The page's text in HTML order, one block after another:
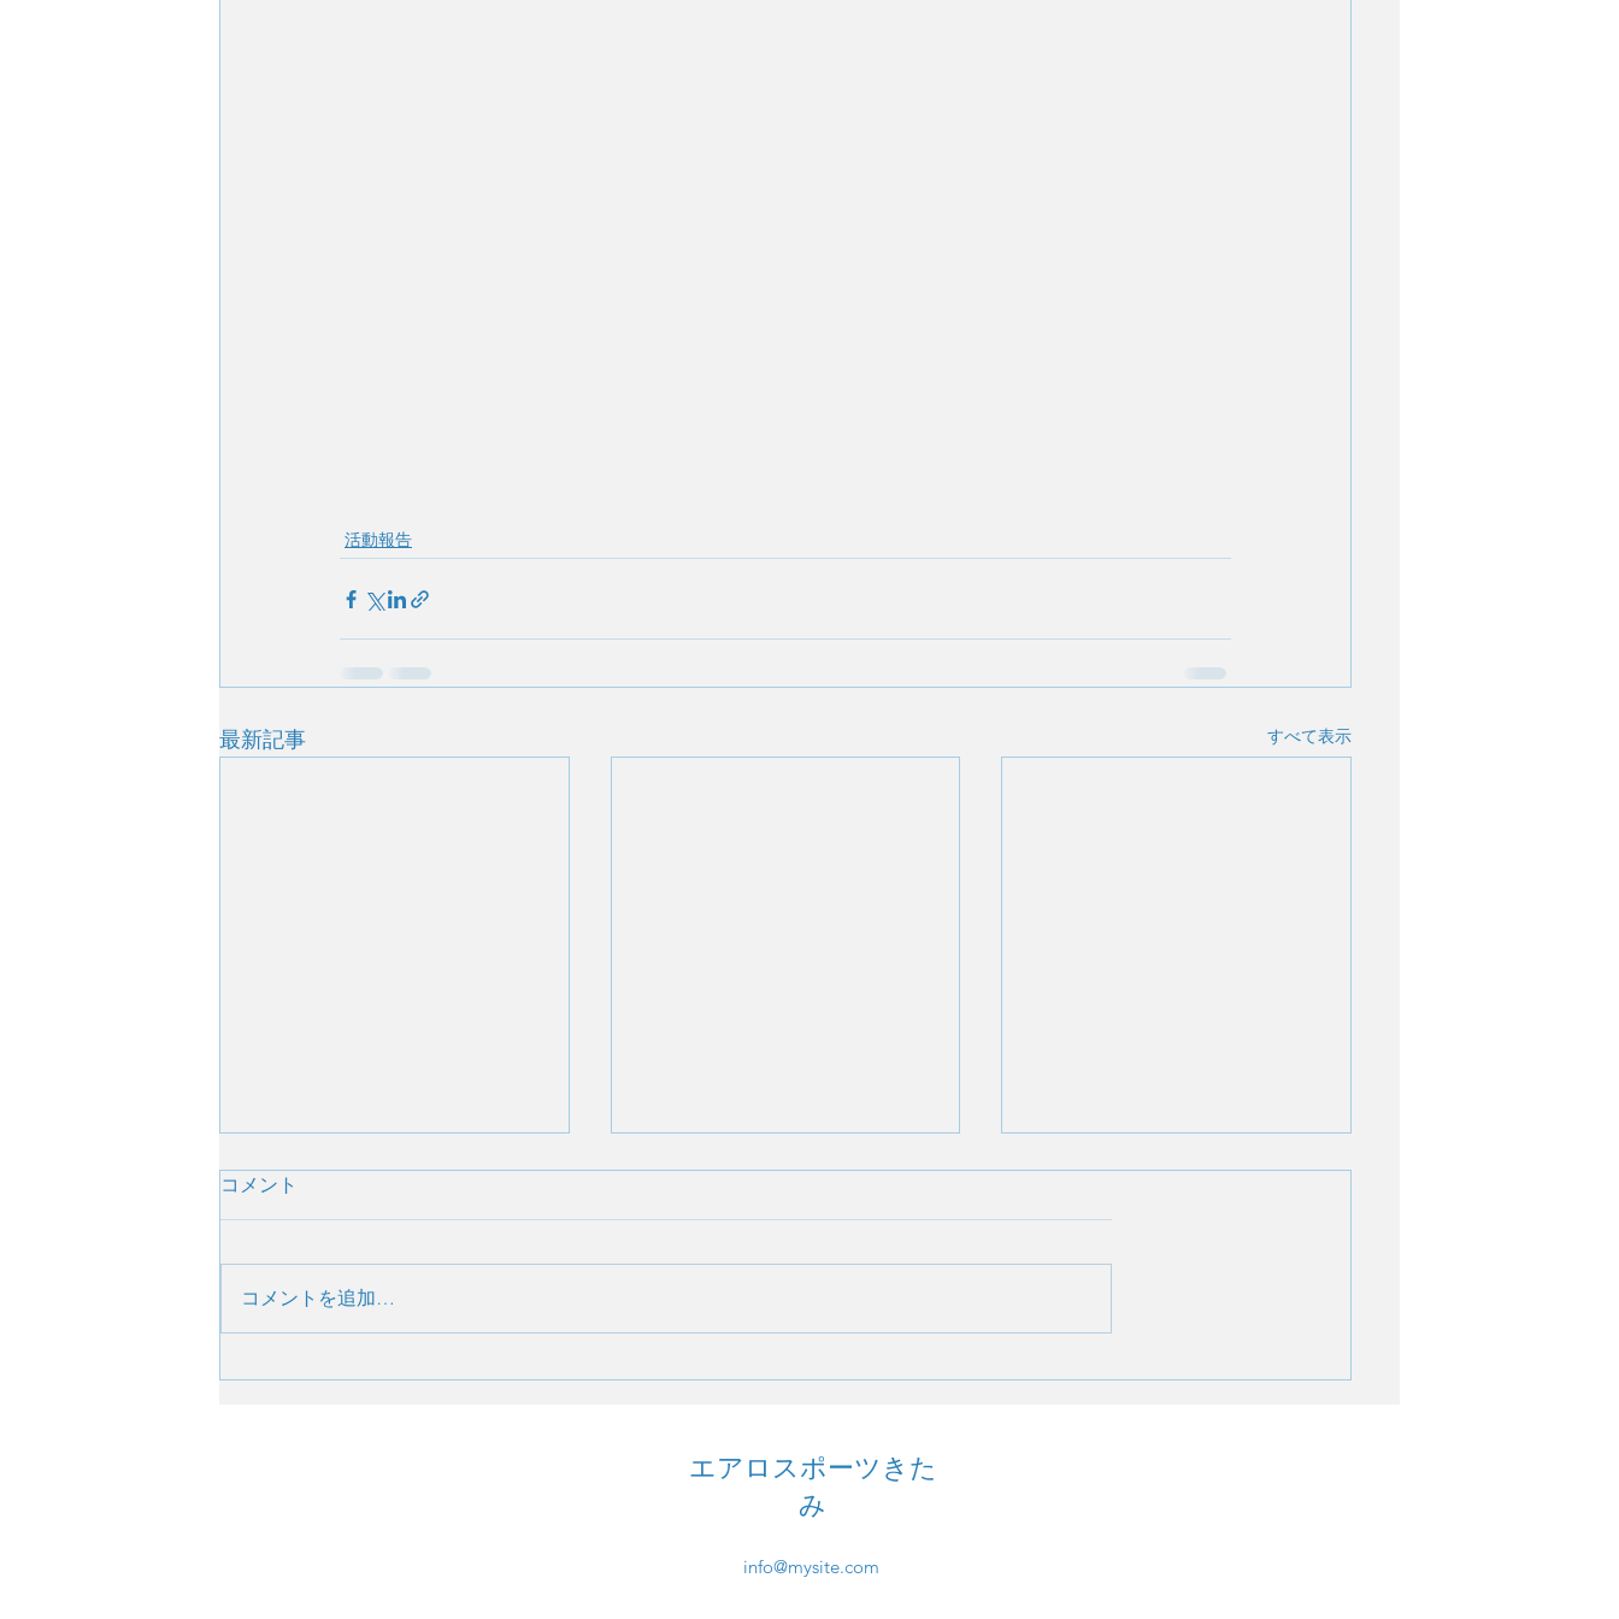
活動報告
最新記事 すべて表示
11/26 11/26 11/
コメント
コメントを追加…
エアロスポーツきた
み
info@mysite.com